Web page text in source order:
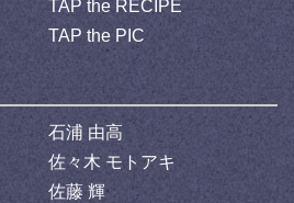
TAP the RECIPE
TAP the PIC
石浦 由高
佐々木 モトアキ
佐藤 輝